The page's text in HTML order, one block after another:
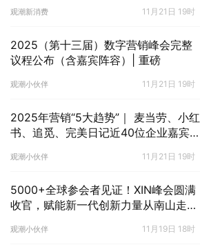
观潮新消费 11月21日 19时
2025（第十三届）数字营销峰会完整
议程公布（含嘉宾阵容）| 重磅
观潮小伙伴 11月21日 19时
2025年营销“5大趋势”｜ 麦当劳、小红
书、追觅、完美日记近40位企业嘉宾
观潮小伙伴 11月21日 19时
5000+全球参会者见证！XIN峰会圆满
收官，赋能新一代创新力量从南山走向
观潮小伙伴 11月19日 18时